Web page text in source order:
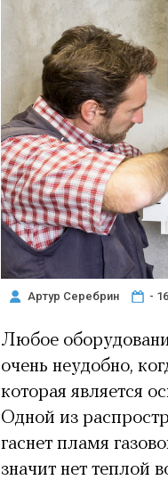
Артур Серебрин -
Любое
очень неудобно,
которая является
Одной из
гаснет пламя
значит нет теплой